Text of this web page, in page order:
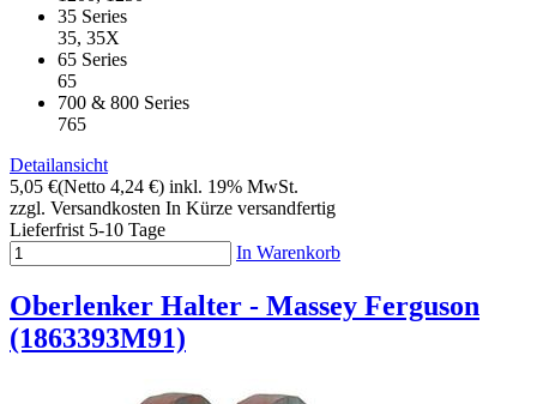
35 Series
35, 35X
65 Series
65
700 & 800 Series
765
Detailansicht
5,05 €(Netto 4,24 €) inkl. 19% MwSt.
zzgl. Versandkosten In Kürze versandfertig
Lieferfrist 5-10 Tage
In Warenkorb
Oberlenker Halter - Massey Ferguson
(1863393M91)